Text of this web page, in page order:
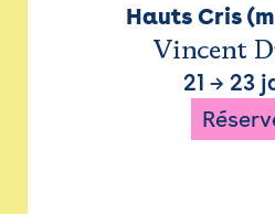
Hauts Cris
Vincent
21 → 23